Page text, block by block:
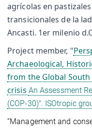
agrícolas en
transicionales de la
Ancasti. 1er milenio
Project member, "
Archaeological,
from the Global
crisis An Assessment
(COP-30)". ISOtropic
“Management and